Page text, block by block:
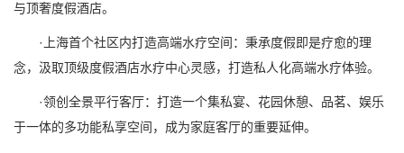
与顶奢度假酒店。
·上海首个社区内打造高端水疗空间：秉承度假即是疗愈的理
念，汲取顶级度假酒店水疗中心灵感，打造私人化高端水疗体验。
·领创全景平行客厅：打造一个集私宴、花园休憩、品茗、娱乐
于一体的多功能私享空间，成为家庭客厅的重要延伸。